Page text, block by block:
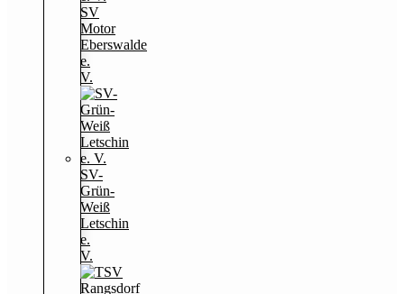
SV
Motor
Eberswalde
e.
V.
SV-
Grün-
Weiß
Letschin
e.
V.